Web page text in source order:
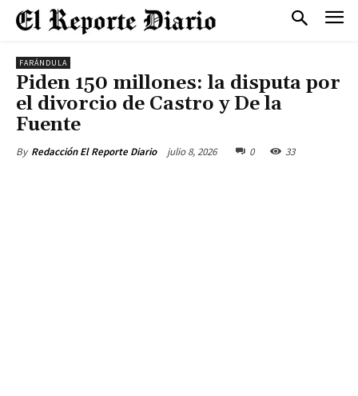
FARÁNDULA
Piden 150 millones: la disputa por
el divorcio de Castro y De la
Fuente
By Redacción El Reporte Diario julio 8, 2026 0 33